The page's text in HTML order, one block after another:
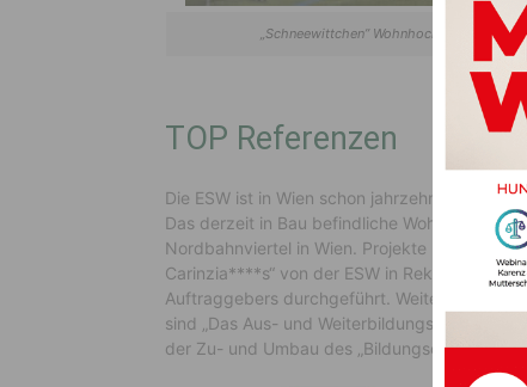
„Schneewittchen” Wohnhochhaus
TOP Referenzen
Die ESW ist in Wien schon jahrzehntelang
Das derzeit in Bau befindliche Wohnhochhaus
Nordbahnviertel in Wien. Projekte Kärnten:
Carinzia****s“ von der ESW in Rekordzeit
Auftraggebers durchgeführt. Weitere
sind „Das Aus- und Weiterbildungszentrum
der Zu- und Umbau des „Bildungscampus